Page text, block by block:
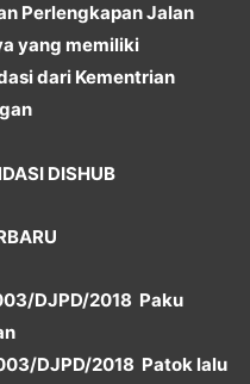
Perlengkapan Jalan
yang memiliki
dari Kementrian
DISHUB
DJPD/2018 Paku
DJPD/2018 Patok lalu